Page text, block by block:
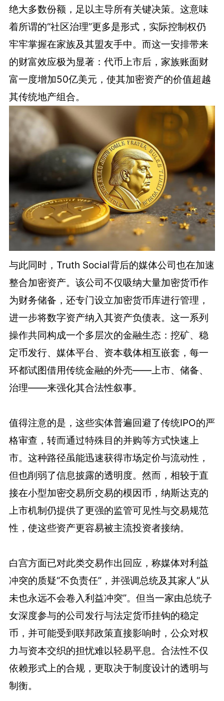
绝大多数份额，足以主导所有关键决策。这意味
着所谓的“社区治理”更多是形式，实际控制权仍
牢牢掌握在家族及其盟友手中。而这一安排带来
的财富效应极为显著：代币上市后，家族账面财
富一度增加50亿美元，使其加密资产的价值超越
其传统地产组合。
与此同时，Truth Social背后的媒体公司也在加速
整合加密资产。该公司不仅吸纳大量加密货币作
为财务储备，还专门设立加密货币库进行管理，
进一步将数字资产纳入其资产负债表。这一系列
操作共同构成一个多层次的金融生态：挖矿、稳
定币发行、媒体平台、资本载体相互嵌套，每一
环都试图借用传统金融的外壳——上市、储备、
治理——来强化其合法性叙事。
值得注意的是，这些实体普遍回避了传统IPO的严
格审查，转而通过特殊目的并购等方式快速上
市。这种路径虽能迅速获得市场定价与流动性，
但也削弱了信息披露的透明度。然而，相较于直
接在小型加密交易所交易的模因币，纳斯达克的
上市机制仍提供了更强的监管可见性与交易规范
性，使这些资产更容易被主流投资者接纳。
白宫方面已对此类交易作出回应，称媒体对利益
冲突的质疑“不负责任”，并强调总统及其家人“从
未也永远不会卷入利益冲突”。但当一家由总统子
女深度参与的公司发行与法定货币挂钩的稳定
币，并可能受到联邦政策直接影响时，公众对权
力与资本交织的担忧难以轻易平息。合法性不仅
依赖形式上的合规，更取决于制度设计的透明与
制衡。